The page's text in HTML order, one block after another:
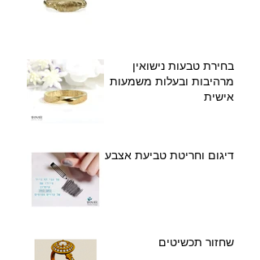
בחירת טבעות נישואין
מרהיבות ובעלות משמעות
אישית
דיגום וחריטת טביעת אצבע
שחזור תכשיטים